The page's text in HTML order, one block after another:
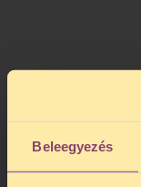
Beleegyezés